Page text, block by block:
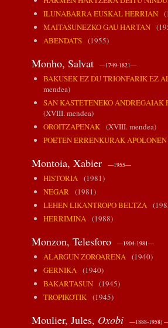
ILUNABARRA EUSKAL HERRIAN
MAITASUNEZKO GAU HARTAN
ABENDATS(1955)
Monho, Salvat —1749-1821—
BAKUSEK EZ DU TRIONFARIK EZ
mendea)
SAN KASTETENEKO ANDREGAIAK
(XVIII. mendea)
OROITZAPENAK(XVIII. mendea)
POETEN ERRENKURAK
Montoia, Xabier —1955—
HISTORIA(1981)
NEGAR(1981)
LEHEN LIKANTROPO BELTZA
HERRIMINA(1988)
Monzon, Telesforo —1904-1981—
ALARGUN ZOROARENA(1940)
GERNIKA(1940)
BAKARTASUN(1945)
TROPIKOTIK(1945)
Moulier, Jules, Oxobi —1888-1958)